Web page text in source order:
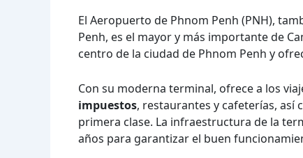
El Aeropuerto de Phnom Penh (PNH),
Penh, es el mayor y más importante de
centro de la ciudad de Phnom Penh y
Con su moderna terminal, ofrece a los
impuestos, restaurantes y cafeterías, así
primera clase. La infraestructura de la
años para garantizar el buen